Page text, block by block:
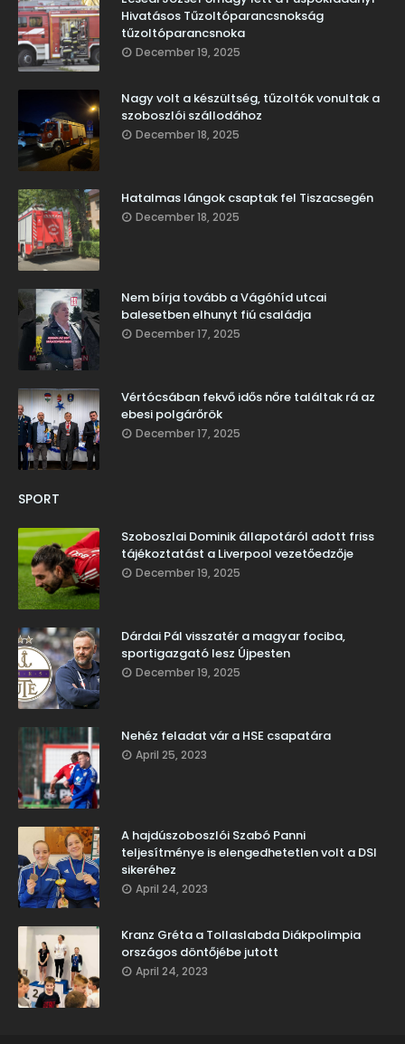
Hivatásos Tűzoltóparancsnokság
tűzoltóparancsnoka
December 19, 2025
Nagy volt a készültség, tűzoltók vonultak a
szoboszlói szállodához
December 18, 2025
Hatalmas lángok csaptak fel Tiszacsegén
December 18, 2025
Nem bírja tovább a Vágóhíd utcai
balesetben elhunyt fiú családja
December 17, 2025
Vértócsában fekvő idős nőre találtak rá az
ebesi polgárőrök
December 17, 2025
SPORT
Szoboszlai Dominik állapotáról adott friss
tájékoztatást a Liverpool vezetőedzője
December 19, 2025
Dárdai Pál visszatér a magyar fociba,
sportigazgató lesz Újpesten
December 19, 2025
Nehéz feladat vár a HSE csapatára
April 25, 2023
A hajdúszoboszlói Szabó Panni
teljesítménye is elengedhetetlen volt a DSI
sikeréhez
April 24, 2023
Kranz Gréta a Tollaslabda Diákpolimpia
országos döntőjébe jutott
April 24, 2023